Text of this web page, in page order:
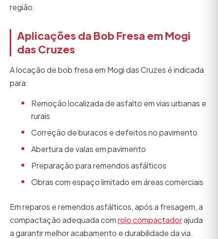
região.
Aplicações da Bob Fresa em Mogi
das Cruzes
A locação de bob fresa em Mogi das Cruzes é indicada
para:
Remoção localizada de asfalto em vias urbanas e
rurais
Correção de buracos e defeitos no pavimento
Abertura de valas em pavimento
Preparação para remendos asfálticos
Obras com espaço limitado em áreas comerciais
Em reparos e remendos asfálticos, após a fresagem, a
compactação adequada comrolo compactadorajuda
a garantir melhor acabamento e durabilidade da via.